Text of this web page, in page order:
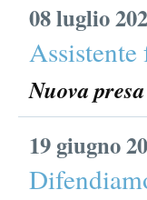
08 luglio
Nuova
19 giugno